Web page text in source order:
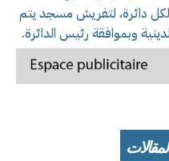
سنتيم لكل دائرة، لتفريش مسجد يتم
وبموافقة رئيس الدائرة.